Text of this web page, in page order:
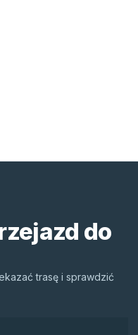
do
trasę i sprawdzić